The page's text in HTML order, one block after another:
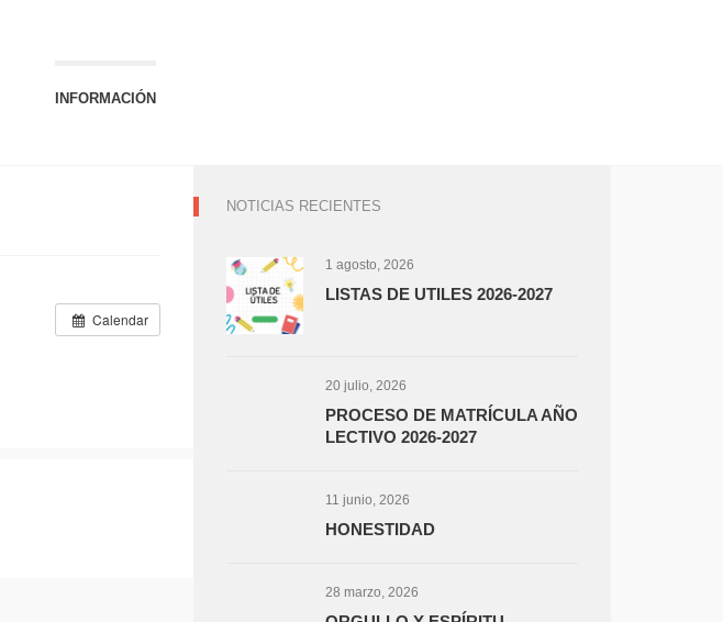
INFORMACIÓN
Calendar
NOTICIAS RECIENTES
1 agosto, 2026
LISTAS DE UTILES 2026-2027
20 julio, 2026
PROCESO DE MATRÍCULA AÑO
LECTIVO 2026-2027
11 junio, 2026
HONESTIDAD
28 marzo, 2026